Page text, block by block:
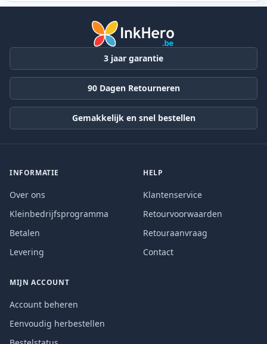
3 jaar garantie
90 Dagen Retourneren
Gemakkelijk en snel bestellen
INFORMATIE
Over ons
Kleinbedrijfsprogramma
Betalen
Levering
HELP
Klantenservice
Retourvoorwaarden
Retouraanvraag
Contact
MIJN ACCOUNT
Account beheren
Eenvoudig herbestellen